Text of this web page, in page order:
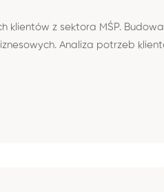
klientów z sektora MŚP.
Analiza potrzeb